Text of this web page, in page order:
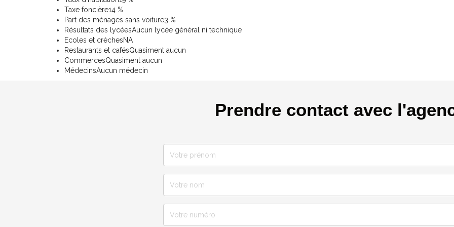
Taxe foncière14 %
Part des ménages sans voiture3 %
Résultats des lycéesAucun lycée général ni technique
Ecoles et crèchesNA
Restaurants et cafésQuasiment aucun
CommercesQuasiment aucun
MédecinsAucun médecin
Prendre contact avec